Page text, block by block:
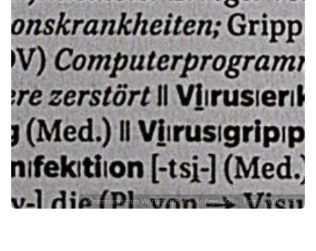
Österreichisches Wörterbuch, 43. Auflage, 2016; Foto: I. Vukovics